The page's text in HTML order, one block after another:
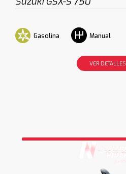
Gasolina Manual
VER DETALLES